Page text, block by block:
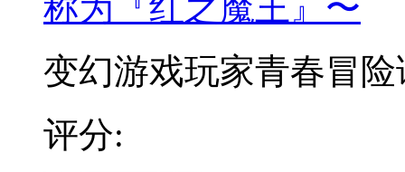
称为『红之魔王』〜
变幻游戏玩家青春冒险
评分: